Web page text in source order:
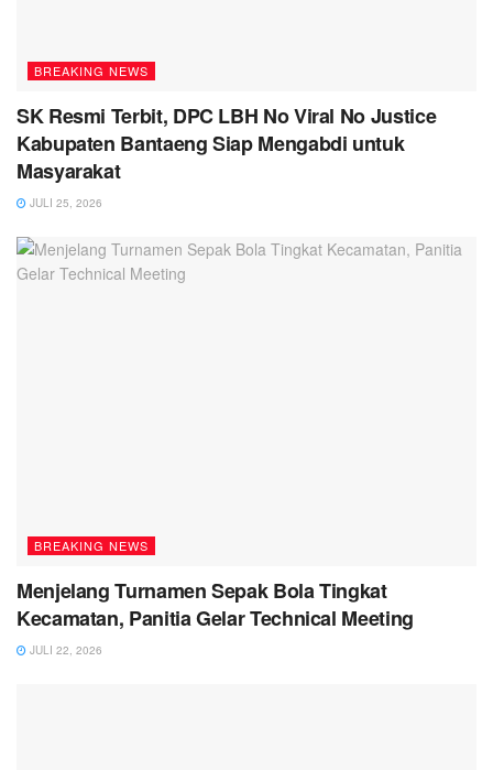
BREAKING NEWS
SK Resmi Terbit, DPC LBH No Viral No Justice
Kabupaten Bantaeng Siap Mengabdi untuk
Masyarakat
JULI 25, 2026
BREAKING NEWS
Menjelang Turnamen Sepak Bola Tingkat
Kecamatan, Panitia Gelar Technical Meeting
JULI 22, 2026